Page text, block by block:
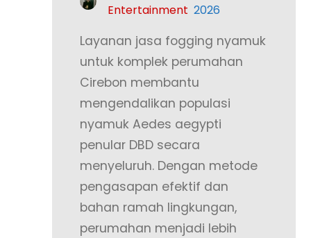
Entertainment 2026
Layanan jasa fogging nyamuk
untuk komplek perumahan
Cirebon membantu
mengendalikan populasi
nyamuk Aedes aegypti
penular DBD secara
menyeluruh. Dengan metode
pengasapan efektif dan
bahan ramah lingkungan,
perumahan menjadi lebih